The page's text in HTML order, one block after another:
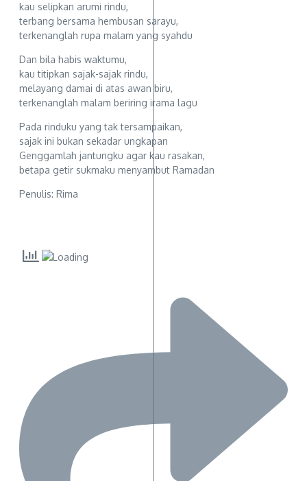
kau selipkan arumi rindu,
terbang bersama hembusan sarayu,
terkenanglah rupa malam yang syahdu
Dan bila habis waktumu,
kau titipkan sajak-sajak rindu,
melayang damai di atas awan biru,
terkenanglah malam beriring irama lagu
Pada rinduku yang tak tersampaikan,
sajak ini bukan sekadar ungkapan
Genggamlah jantungku agar kau rasakan,
betapa getir sukmaku menyambut Ramadan
Penulis: Rima